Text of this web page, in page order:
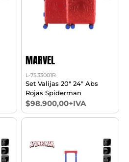
MARVEL
L-75.33001R
Set Valijas 20" 24" Abs
Rojas Spiderman
$98.900,00+IVA